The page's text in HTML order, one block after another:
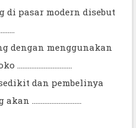
di pasar modern disebut
dengan menggunakan
dan pembelinya
............................